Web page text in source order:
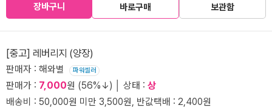
장바구니 바로구매 보관함
[중고] 레버리지 (양장)
판매자 : 해와별 파워셀러
판매가 : 7,000원 (56%↓) │ 상태 : 상
배송비 : 50,000원 미만 3,500원, 반값택배 : 2,400원